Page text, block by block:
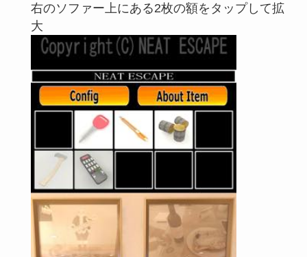
右のソファー上にある2枚の額をタップして拡
大